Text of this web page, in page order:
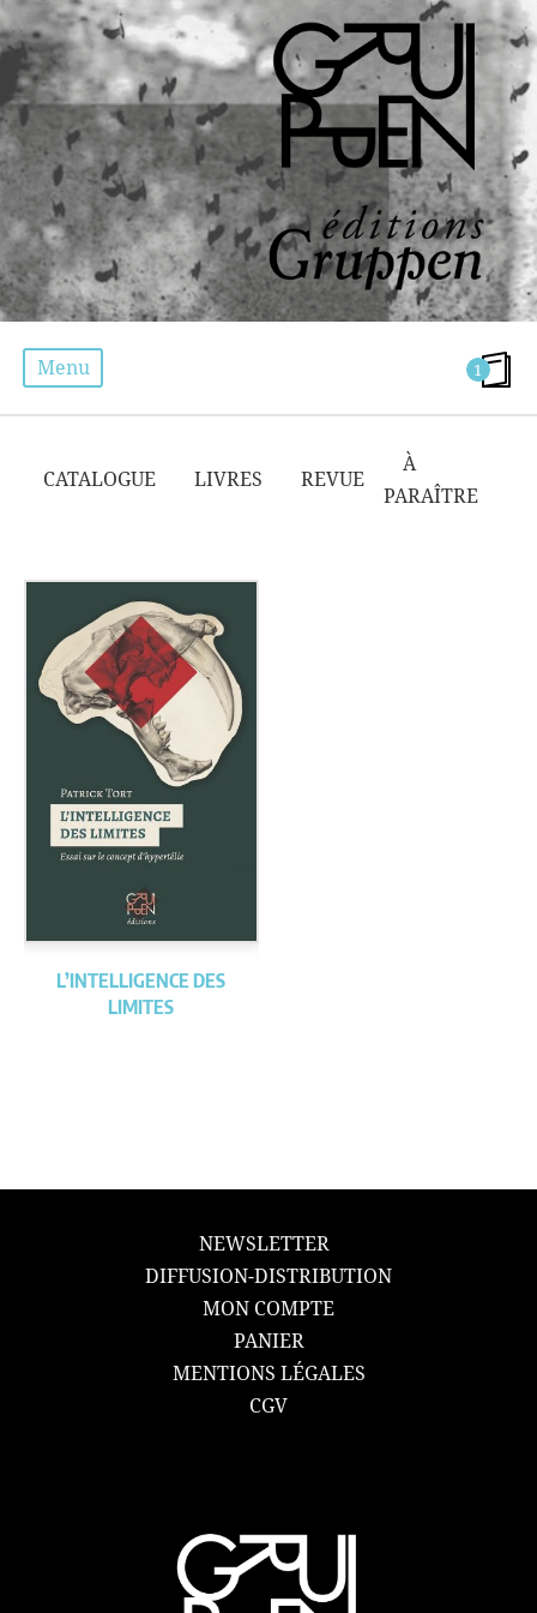
Menu 1
CATALOGUE
LIVRES REVUE
À
PARAÎTRE
L’INTELLIGENCE DES
LIMITES
NEWSLETTER
DIFFUSION-DISTRIBUTION
MON COMPTE
PANIER
MENTIONS LÉGALES
CGV